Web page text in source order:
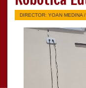
DIRECTOR: YOAN MEDINA /